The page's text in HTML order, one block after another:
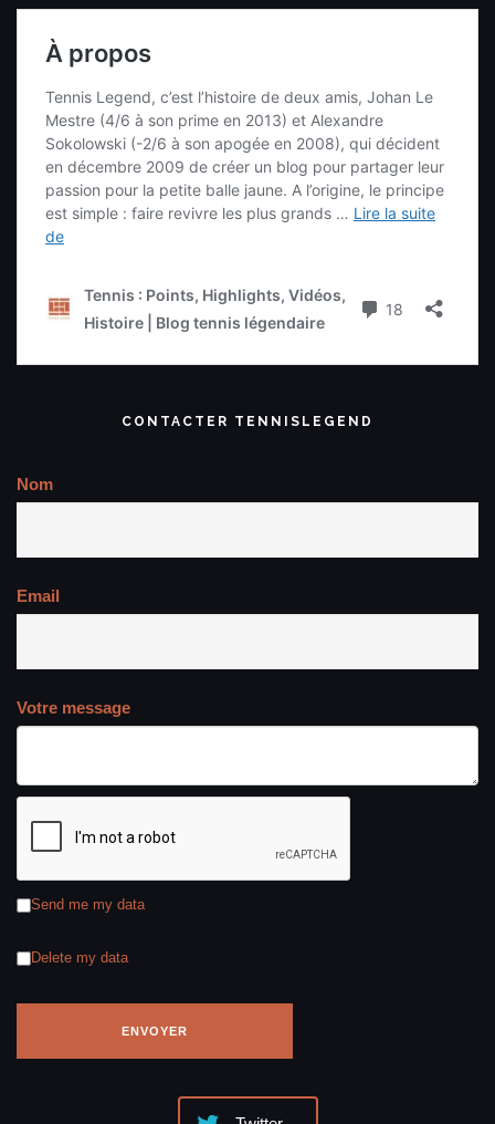
CONTACTER TENNISLEGEND
Nom
Email
Votre message
Send me my data
Delete my data